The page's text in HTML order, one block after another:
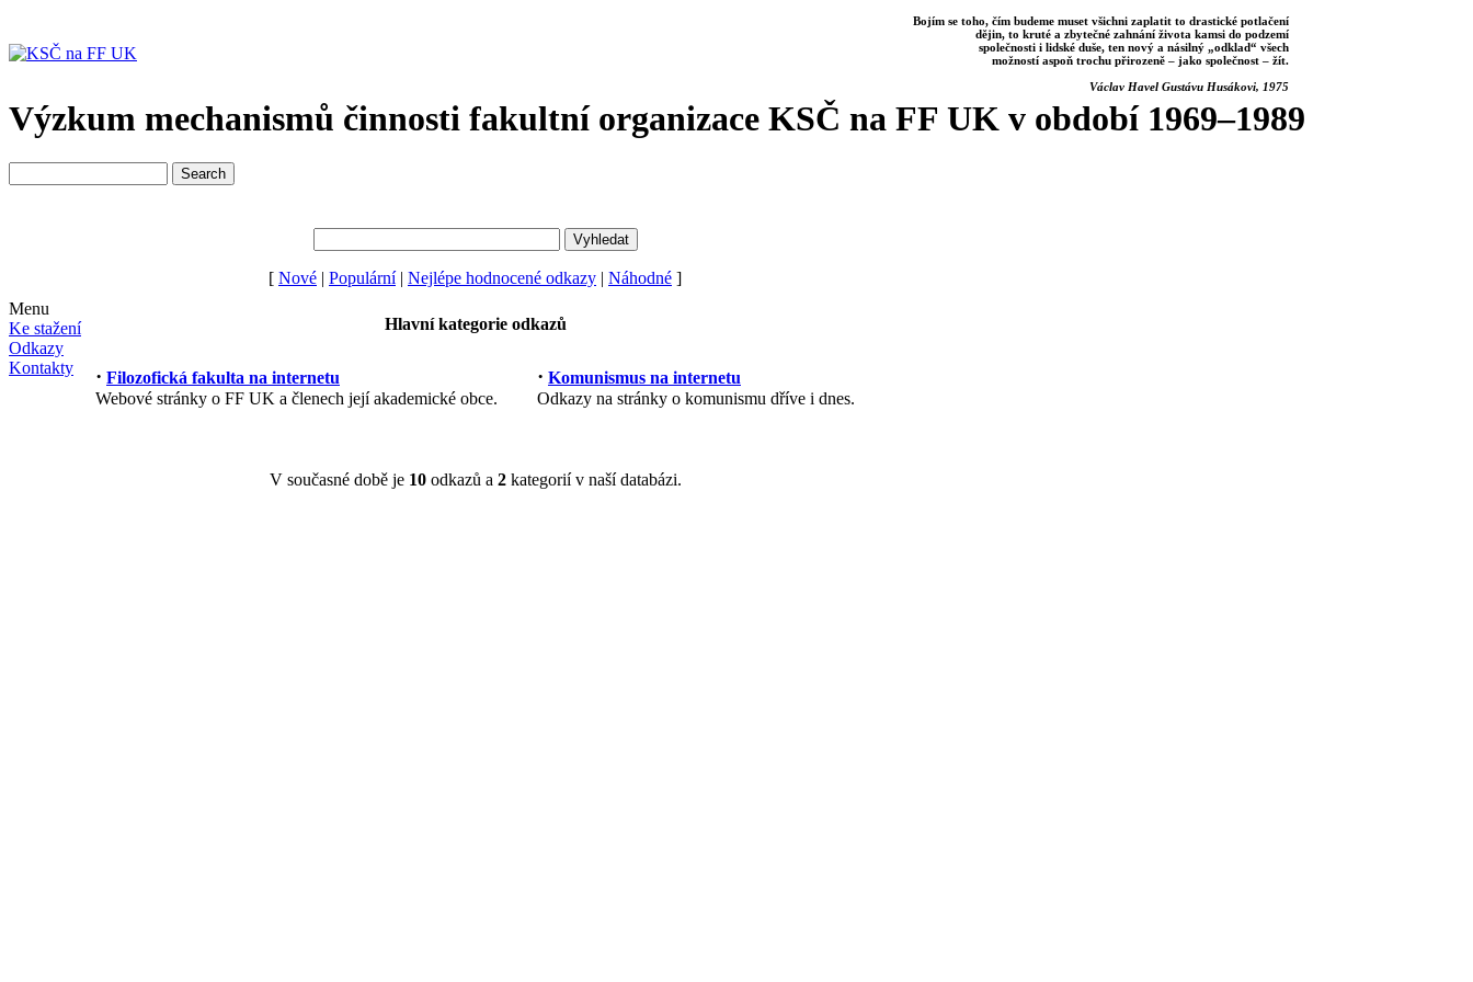
Bojím se toho, čím budeme muset všichni zaplatit to drastické potlačení
dějin, to kruté a zbytečné zahnání života kamsi do podzemí
společnosti i lidské duše, ten nový a násilný „odklad“ všech
možností aspoň trochu přirozeně – jako společnost – žít.
Václav Havel Gustávu Husákovi, 1975
Výzkum mechanismů činnosti fakultní organizace KSČ na FF UK v období 1969–1989
Menu
Ke stažení
Odkazy
Kontakty
[ Nové | Populární| Nejlépe hodnocené odkazy | Náhodné ]
Hlavní kategorie odkazů
· Filozofická fakulta na internetu
Webové stránky o FF UK a členech její akademické obce.
· Komunismus na internetu
Odkazy na stránky o komunismu dříve i dnes.
V současné době je 10odkazů a 2kategorií v naší databázi.